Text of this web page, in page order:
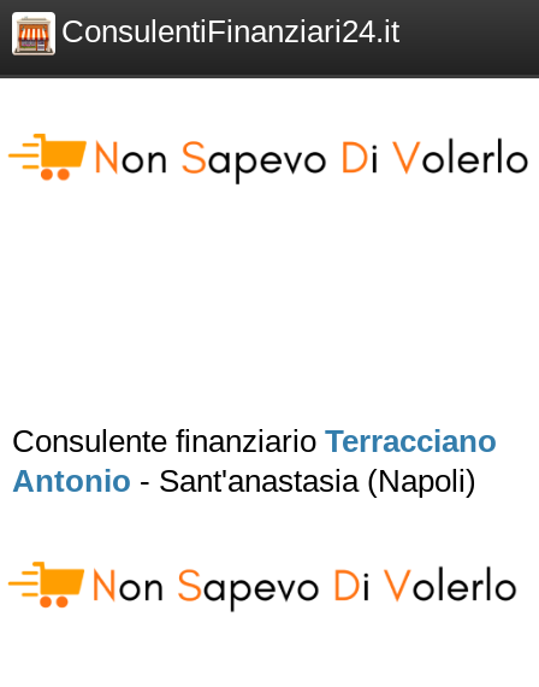
ConsulentiFinanziari24.it
Consulente finanziario Terracciano
Antonio - Sant'anastasia (Napoli)